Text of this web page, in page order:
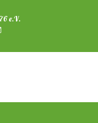
e.V.